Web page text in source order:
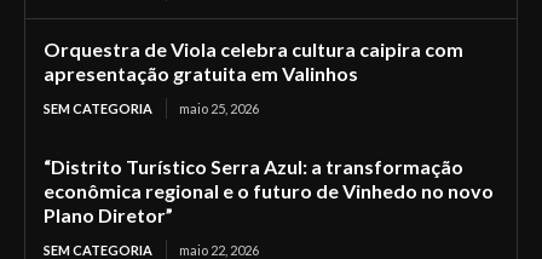
Orquestra de Viola celebra cultura caipira com
apresentação gratuita em Valinhos
SEM CATEGORIA maio 25, 2026
“Distrito Turístico Serra Azul: a transformação
econômica regional e o futuro de Vinhedo no novo
Plano Diretor”
SEM CATEGORIA maio 22, 2026